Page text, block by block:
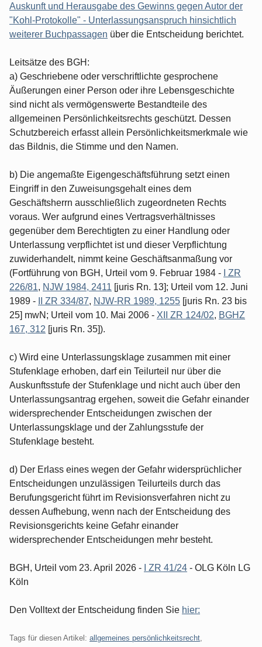
Auskunft und Herausgabe des Gewinns gegen Autor der
"Kohl-Protokolle" - Unterlassungsanspruch hinsichtlich
weiterer Buchpassagen über die Entscheidung berichtet.
Leitsätze des BGH:
a) Geschriebene oder verschriftlichte gesprochene
Äußerungen einer Person oder ihre Lebensgeschichte
sind nicht als vermögenswerte Bestandteile des
allgemeinen Persönlichkeitsrechts geschützt. Dessen
Schutzbereich erfasst allein Persönlichkeitsmerkmale wie
das Bildnis, die Stimme und den Namen.
b) Die angemaßte Eigengeschäftsführung setzt einen
Eingriff in den Zuweisungsgehalt eines dem
Geschäftsherrn ausschließlich zugeordneten Rechts
voraus. Wer aufgrund eines Vertragsverhältnisses
gegenüber dem Berechtigten zu einer Handlung oder
Unterlassung verpflichtet ist und dieser Verpflichtung
zuwiderhandelt, nimmt keine Geschäftsanmaßung vor
(Fortführung von BGH, Urteil vom 9. Februar 1984 -
I ZR
226/81, NJW 1984, 2411 [juris Rn. 13]; Urteil vom 12. Juni
1989 -
II ZR 334/87, NJW-RR 1989, 1255 [juris Rn. 23 bis
25] mwN; Urteil vom 10. Mai 2006 - XII ZR 124/02, BGHZ
167, 312 [juris Rn. 35]).
c) Wird eine Unterlassungsklage zusammen mit einer
Stufenklage erhoben, darf ein Teilurteil nur über die
Auskunftsstufe der Stufenklage und nicht auch über den
Unterlassungsantrag ergehen, soweit die Gefahr einander
widersprechender Entscheidungen zwischen der
Unterlassungsklage und der Zahlungsstufe der
Stufenklage besteht.
d) Der Erlass eines wegen der Gefahr widersprüchlicher
Entscheidungen unzulässigen Teilurteils durch das
Berufungsgericht führt im Revisionsverfahren nicht zu
dessen Aufhebung, wenn nach der Entscheidung des
Revisionsgerichts keine Gefahr einander
widersprechender Entscheidungen mehr besteht.
BGH, Urteil vom 23. April 2026 - I ZR 41/24 - OLG Köln LG
Köln
Den Volltext der Entscheidung finden Sie hier:
Tags für diesen Artikel: allgemeines persönlichkeitsrecht